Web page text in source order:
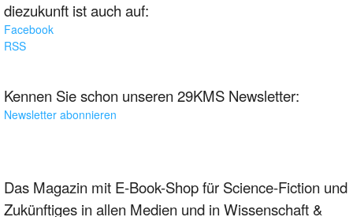
diezukunft ist auch auf:
Facebook
RSS
Kennen Sie schon unseren 29KMS Newsletter:
Newsletter abonnieren
Das Magazin mit E-Book-Shop für Science-Fiction und
Zukünftiges in allen Medien und in Wissenschaft &